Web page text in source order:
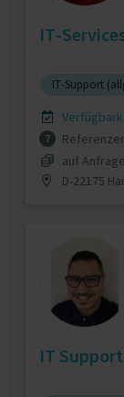
IT-
IT-Support
7
auf Anfrage
D-22175
IT